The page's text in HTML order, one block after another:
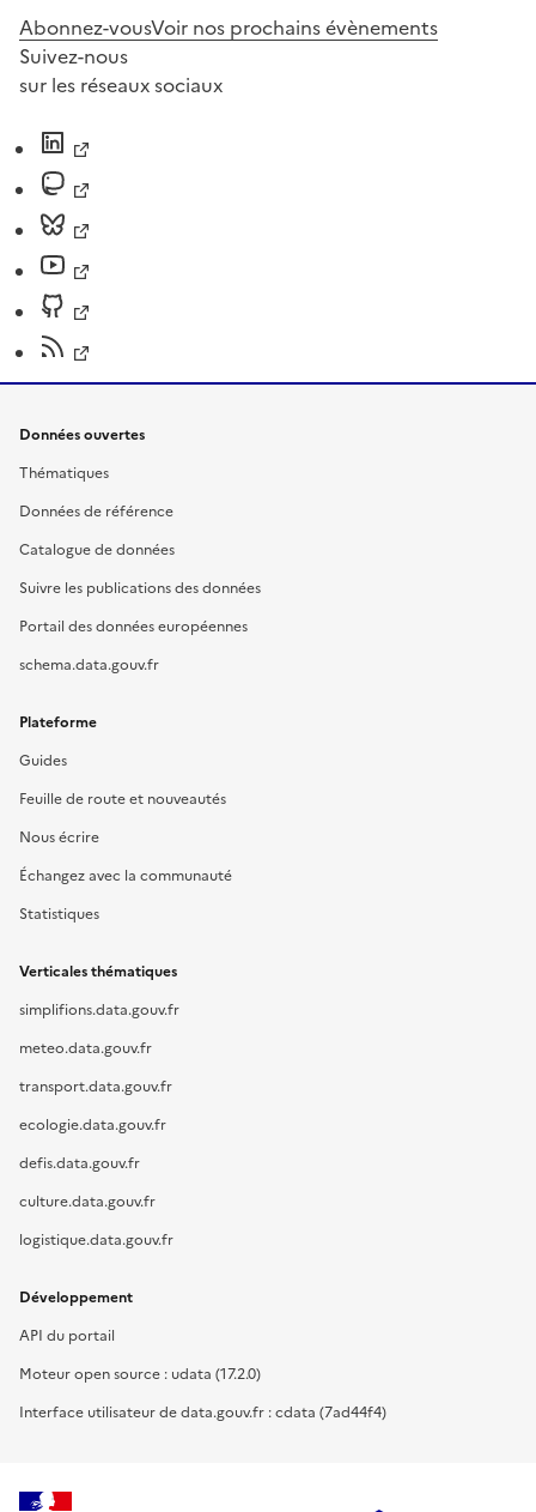
Abonnez-vousVoir nos prochains évènements
Suivez-nous
sur les réseaux sociaux
Données ouvertes
Thématiques
Données de référence
Catalogue de données
Suivre les publications des données
Portail des données européennes
schema.data.gouv.fr
Plateforme
Guides
Feuille de route et nouveautés
Nous écrire
Échangez avec la communauté
Statistiques
Verticales thématiques
simplifions.data.gouv.fr
meteo.data.gouv.fr
transport.data.gouv.fr
ecologie.data.gouv.fr
defis.data.gouv.fr
culture.data.gouv.fr
logistique.data.gouv.fr
Développement
API du portail
Moteur open source : udata (17.2.0)
Interface utilisateur de data.gouv.fr : cdata (7ad44f4)